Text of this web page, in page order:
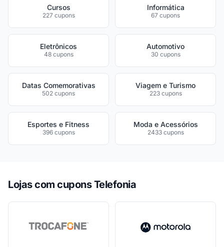
Cursos
227 cupons
Informática
67 cupons
Eletrônicos
48 cupons
Automotivo
30 cupons
Datas Comemorativas
502 cupons
Viagem e Turismo
223 cupons
Esportes e Fitness
396 cupons
Moda e Acessórios
2433 cupons
Lojas com cupons Telefonia